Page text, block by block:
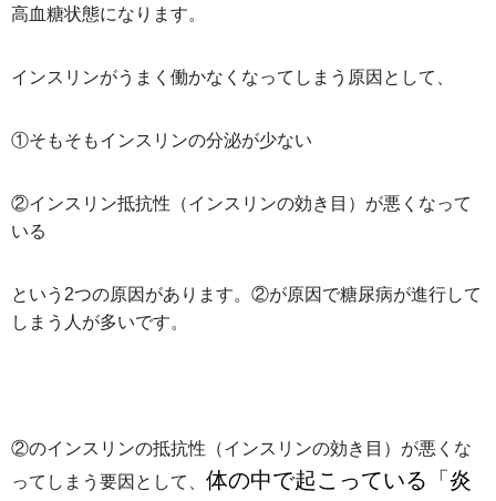
高血糖状態になります。
インスリンがうまく働かなくなってしまう原因として、
①そもそもインスリンの分泌が少ない
②インスリン抵抗性（インスリンの効き目）が悪くなって
いる
という2つの原因があります。②が原因で糖尿病が進行して
しまう人が多いです。
②のインスリンの抵抗性（インスリンの効き目）が悪くな
ってしまう要因として、 体の中で起こっている「炎